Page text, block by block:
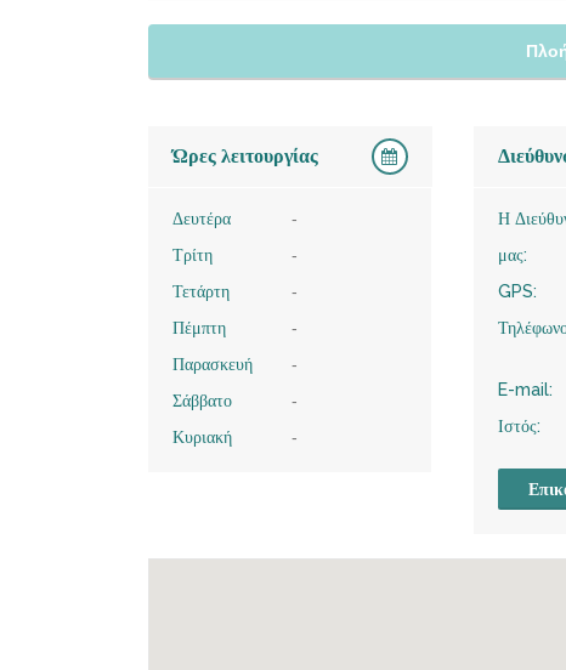
Ώρες λειτουργίας
Δευτέρα
-
Τρίτη
-
Τετάρτη
-
Πέμπτη
-
Παρασκευή
-
Σάββατο
-
Κυριακή
-
Η
μας:
GPS:
E-mail:
Ιστός: